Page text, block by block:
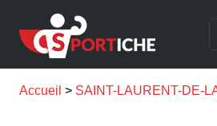
Accueil SAINT-LAURENT-DE-